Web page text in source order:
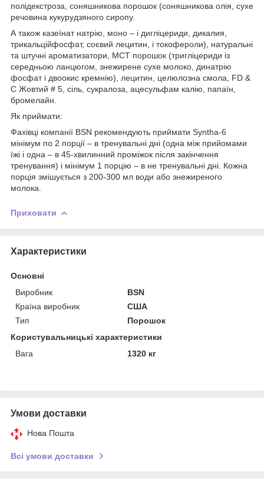
полідекстроза, соняшникова порошок (соняшникова олія, сухе
речовина кукурудзяного сиропу.
А також казеїнат натрію, моно – і дигліцериди, дикалия,
трикальційфосфат, соєвий лецитин, і токофероли), натуральні
та штучні ароматизатори, MCT порошок (тригліцериди із
середньою ланцюгом, знежирене сухе молоко, динатрію
фосфат і двоокис кремнію), лецитин, целюлозна смола, FD &
C Жовтий # 5, сіль, сукралоза, ацесульфам калію, папаїн,
бромелайн.
Як приймати:
Фахівці компанії BSN рекомендують приймати Syntha-6
мінімум по 2 порції – в тренувальні дні (одна між прийомами
їжі і одна – в 45-хвилинний проміжок після закінчення
тренування) і мінімум 1 порцію – в не тренувальні дні. Кожна
порція змішується з 200-300 мл води або знежиреного
молока.
Приховати
Характеристики
Основні
Виробник
BSN
Країна виробник
США
Тип
Порошок
Користувальницькі характеристики
Вага
1320 кг
Умови доставки
Нова Пошта
Всі умови доставки